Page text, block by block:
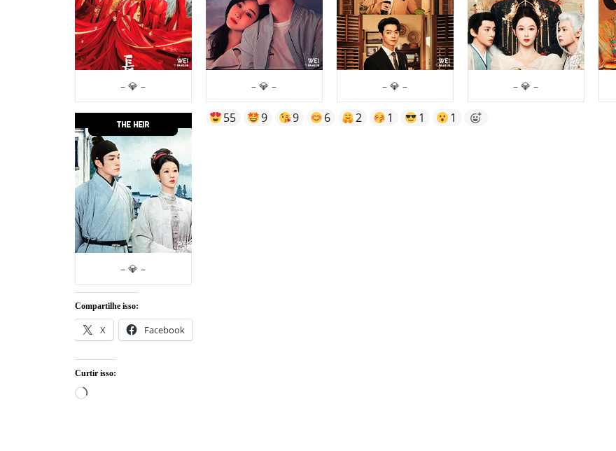
– 💎 – – 💎 – – 💎 – – 💎 –
– 💎 –
55 9 9 6 2 1 1 1
Compartilhe isso:
X Facebook
Curtir isso:
Carregando...